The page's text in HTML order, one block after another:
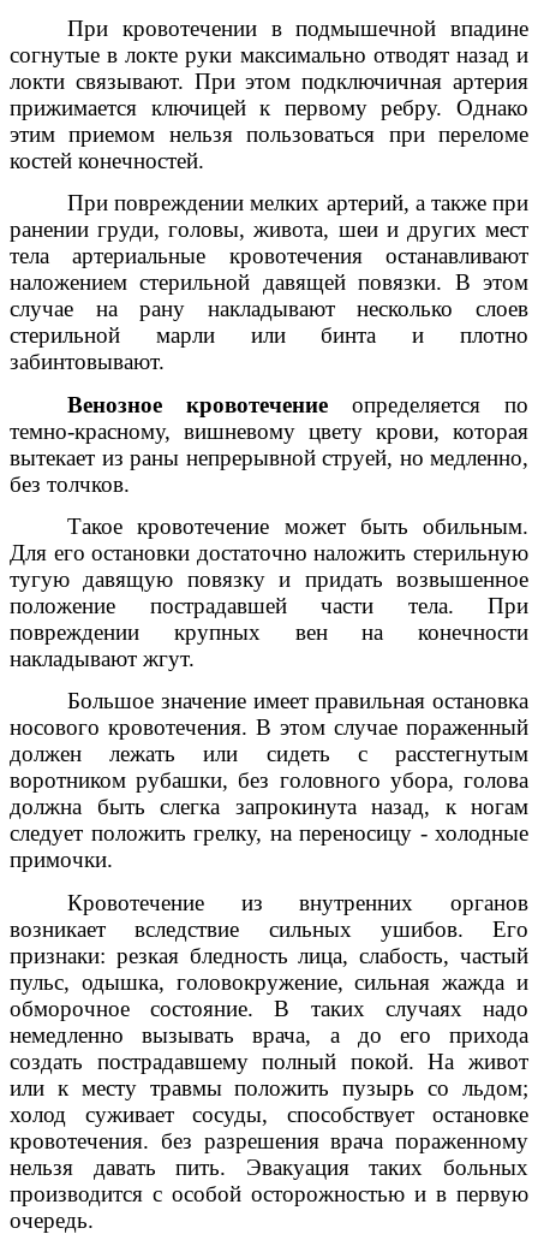
При кровотечении в подмышечной впадине
согнутые в локте руки максимально отводят назад и
локти связывают. При этом подключичная артерия
прижимается ключицей к первому ребру. Однако
этим приемом нельзя пользоваться при переломе
костей конечностей.
При повреждении мелких артерий, а также при
ранении груди, головы, живота, шеи и других мест
тела артериальные кровотечения останавливают
наложением стерильной давящей повязки. В этом
случае на рану накладывают несколько слоев
стерильной марли или бинта и плотно
забинтовывают.
Венозное кровотечение определяется по
темно-красному, вишневому цвету крови, которая
вытекает из раны непрерывной струей, но медленно,
без толчков.
Такое кровотечение может быть обильным.
Для его остановки достаточно наложить стерильную
тугую давящую повязку и придать возвышенное
положение пострадавшей части тела. При
повреждении крупных вен на конечности
накладывают жгут.
Большое значение имеет правильная остановка
носового кровотечения. В этом случае пораженный
должен лежать или сидеть с расстегнутым
воротником рубашки, без головного убора, голова
должна быть слегка запрокинута назад, к ногам
следует положить грелку, на переносицу - холодные
примочки.
Кровотечение из внутренних органов
возникает вследствие сильных ушибов. Его
признаки: резкая бледность лица, слабость, частый
пульс, одышка, головокружение, сильная жажда и
обморочное состояние. В таких случаях надо
немедленно вызывать врача, а до его прихода
создать пострадавшему полный покой. На живот
или к месту травмы положить пузырь со льдом;
холод суживает сосуды, способствует остановке
кровотечения. без разрешения врача пораженному
нельзя давать пить. Эвакуация таких больных
производится с особой осторожностью и в первую
очередь.